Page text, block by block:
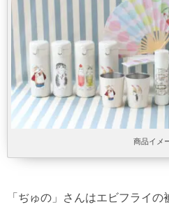
商品イメ
「ぢゅの」さんはエビフライ